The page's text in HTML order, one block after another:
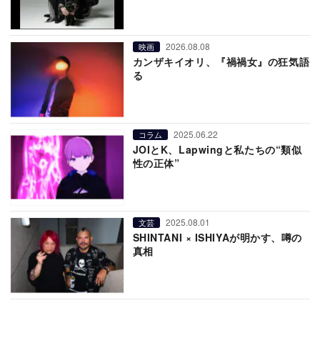
映画 2026.08.08
カンザキイオリ、『禍禍女』の狂気語
る
コラム 2025.06.22
JOIとK、Lapwingと私たちの“類似
性の正体”
文芸 2025.08.01
SHINTANI × ISHIYAが明かす、噂の
真相